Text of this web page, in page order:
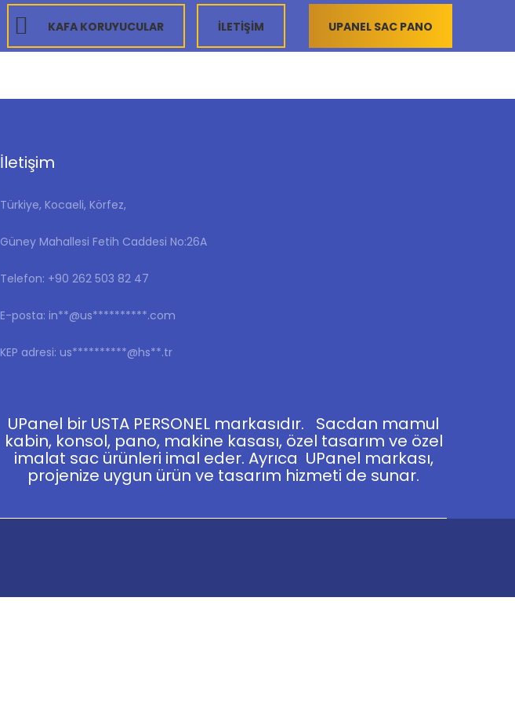
KAFA KORUYUCULAR İLETİŞİM UPANEL SAC PANO
İletişim
Türkiye, Kocaeli, Körfez,
Güney Mahallesi Fetih Caddesi No:26A
Telefon: ‎+90 262 503 82 47
E-posta: in**@us**********.com
KEP adresi: us**********@hs**.tr
UPanel bir USTA PERSONEL markasıdır. Sacdan mamul
kabin, konsol, pano, makine kasası, özel tasarım ve özel
imalat sac ürünleri imal eder. Ayrıca UPanel markası,
projenize uygun ürün ve tasarım hizmeti de sunar.